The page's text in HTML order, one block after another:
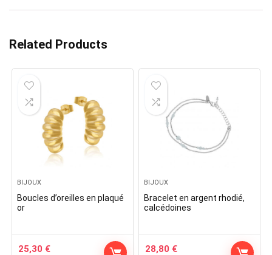
Related Products
BIJOUX
Boucles d’oreilles en plaqué
or
25,30 €
BIJOUX
Bracelet en argent rhodié,
calcédoines
28,80 €